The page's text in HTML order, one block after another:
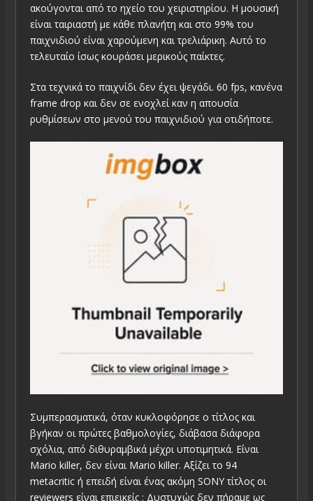
ακούγονται από το ηχείο του χειριστηρίου. Η μουσική
είναι ταιριαστή με κάθε πλανήτη και στο 99% του
παιχνιδιού είναι χαρούμενη και τρελιάρικη. Αυτό το
τελευταίο ίσως κουράσει μερικούς παίκτες.
Στα τεχνικά το παιχνίδι δεν έχει ψεγάδι. 60 fps, κανένα
frame drop και δεν σε ενοχλεί καν η απουσία
ρυθμίσεων στο μενού του παιχνιδιού για οτιδήποτε.
Συμπερασματικά, όταν κυκλοφόρησε ο τίτλος και
βγήκαν οι πρώτες βαθμολογίες, διάβασα διάφορα
σχόλια, από διθυραμβικά μέχρι υποτιμητικά. Είναι
Mario killer, δεν είναι Mario killer. Αξίζει το 94
metacritic ή επειδή είναι ένας ακόμη SONY τίτλος οι
reviewers είναι επιεικείς ; Δυστυχώς δεν πήραμε ως